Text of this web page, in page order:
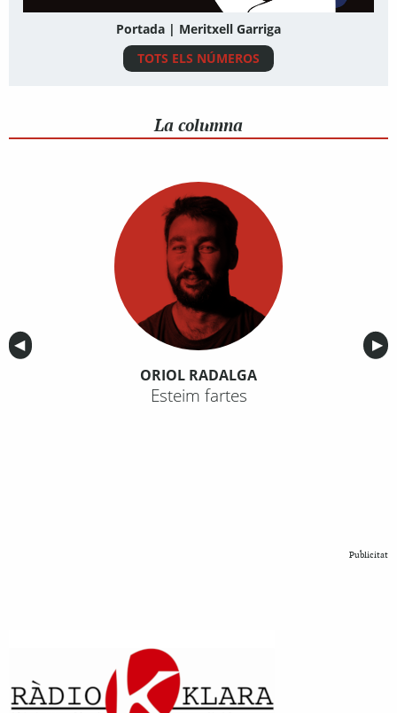
Portada | Meritxell Garriga
TOTS ELS NÚMEROS
La columna
Anterior
◀︎ ▶︎
ORIOL RADALGA
Esteim fartes
Publicitat